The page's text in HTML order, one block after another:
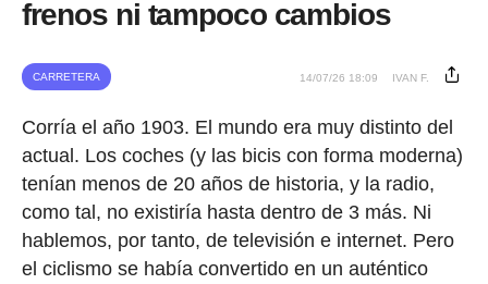
frenos ni tampoco cambios
CARRETERA 14/07/26 18:09 IVAN F.
Corría el año 1903. El mundo era muy distinto del
actual. Los coches (y las bicis con forma moderna)
tenían menos de 20 años de historia, y la radio,
como tal, no existiría hasta dentro de 3 más. Ni
hablemos, por tanto, de televisión e internet. Pero
el ciclismo se había convertido en un auténtico